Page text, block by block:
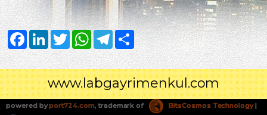
FacebookLinkedInTwitterWhatsAppTelegramShare
www.labgayrimenkul.com
powered byport724.com, trademark of BitsCosmos Technology|